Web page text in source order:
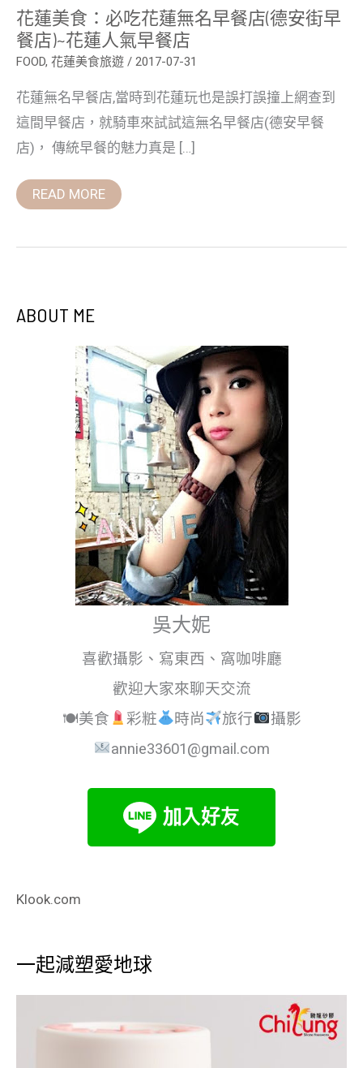
花蓮美食：必吃花蓮無名早餐店(德安街早
餐店)~花蓮人氣早餐店
FOOD, 花蓮美食旅遊 / 2017-07-31
花蓮無名早餐店,當時到花蓮玩也是誤打誤撞上網查到
這間早餐店，就騎車來試試這無名早餐店(德安早餐
店)， 傳統早餐的魅力真是 […]
店)~
花
蓮
人
早
餐
店
READ MORE
ABOUT ME
吳大妮
喜歡攝影、寫東西、窩咖啡廳
歡迎大家來聊天交流
🍽美食
彩粧 時尚 旅行
攝影
annie33601@gmail.com
Klook.com
一起減塑愛地球